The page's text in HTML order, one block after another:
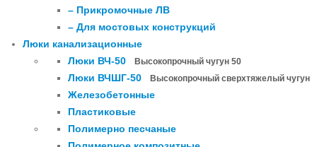
– Прикромочные ЛВ
– Для мостовых конструкций
Люки канализационные
Люки ВЧ-50
Высокопрочный чугун 50
Люки ВЧШГ-50 Высокопрочный сверхтяжелый чугун
Железобетонные
Пластиковые
Полимерно песчаные